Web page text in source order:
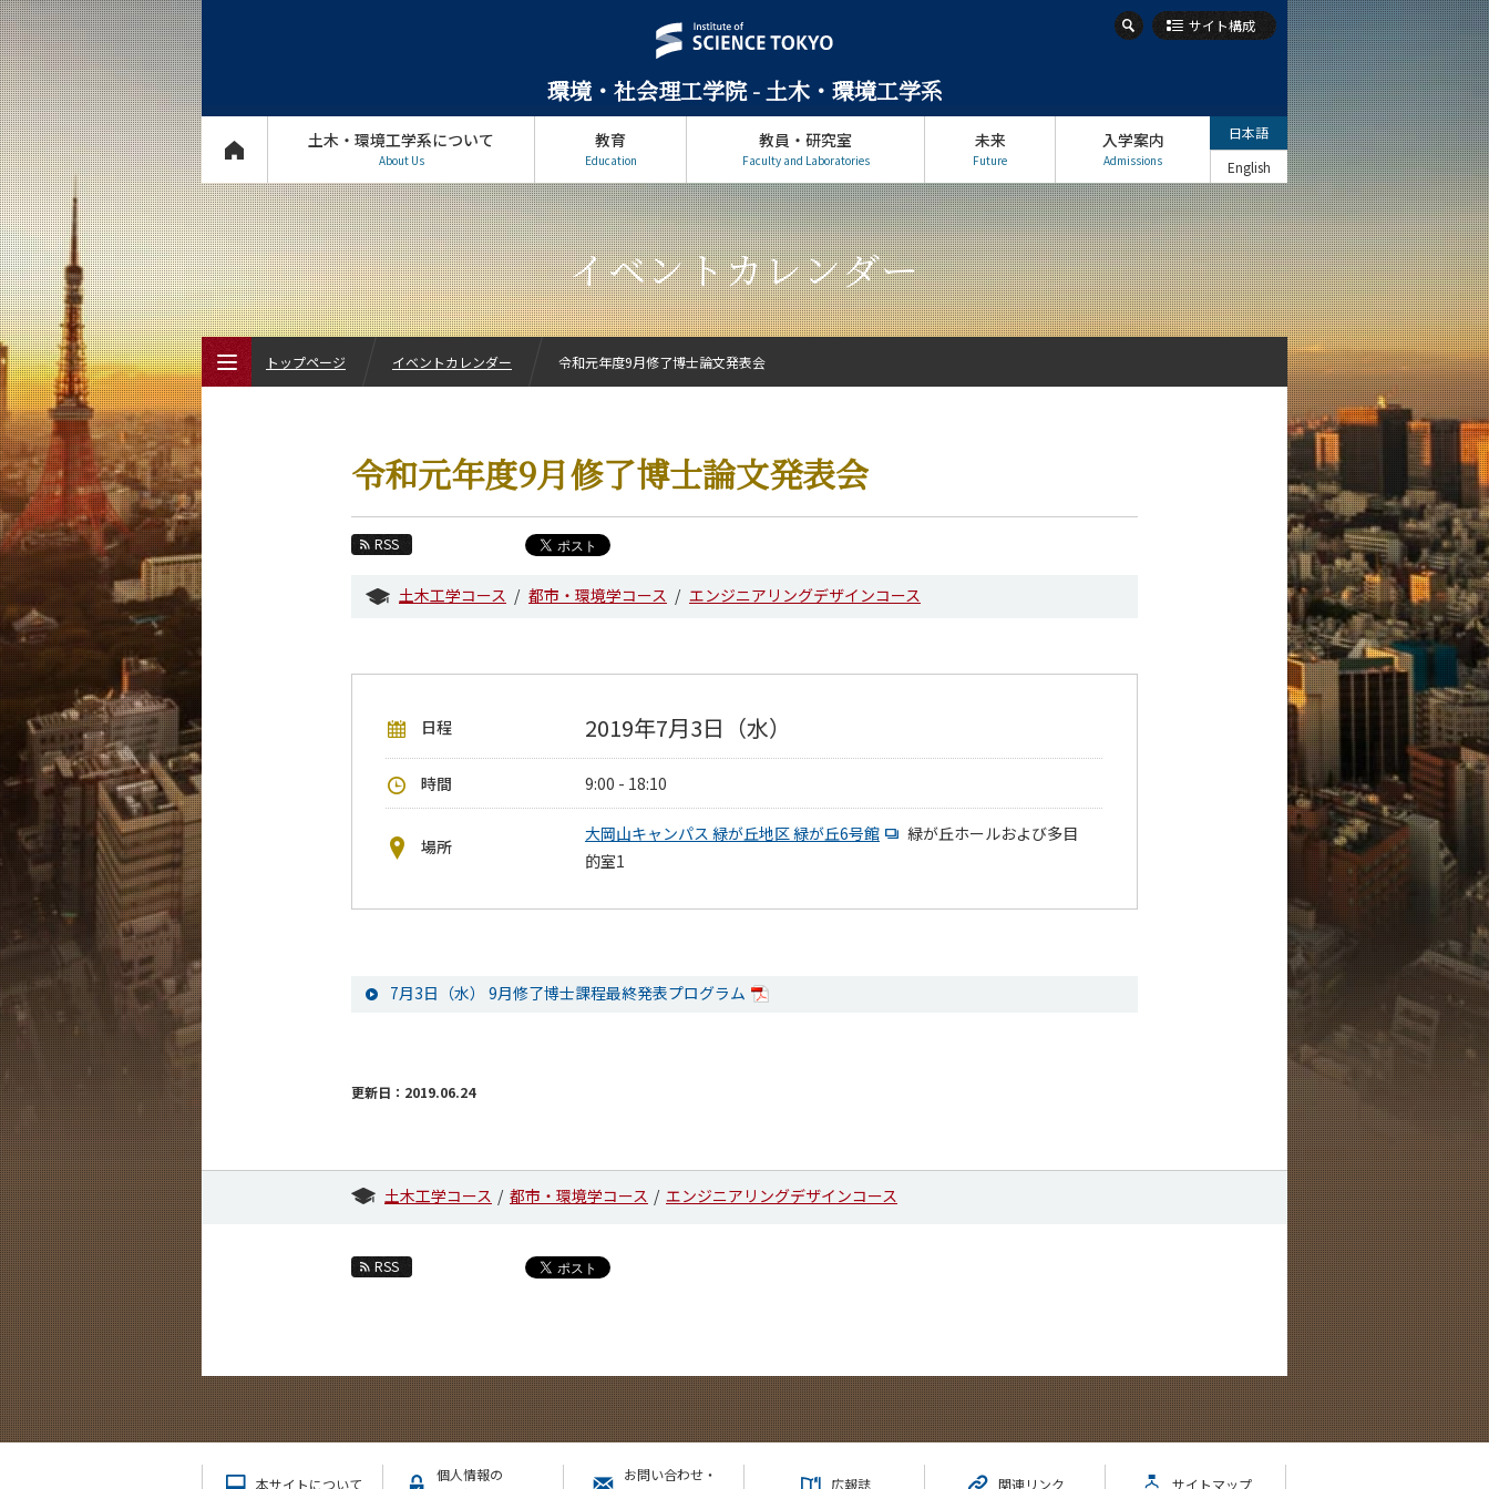
環境・社会理工学院 - 土木・環境工学系
サイト構成
土木・環境工学系について
About Us
教育
Education
教員・研究室
Faculty and Laboratories
未来
Future
入学案内
Admissions
日本語
English
イベントカレンダー
令和元年度9月修了博士論文発表会
RSS
土木工学コース 都市・環境学コース エンジニアリングデザインコース
日程 2019年7月3日（水）
時間 9:00 - 18:10
場所
大岡山キャンパス 緑が丘地区 緑が丘6号館
緑が丘ホールおよび多目
的室1
7月3日（水） 9月修了博士課程最終発表プログラム
更新日：2019.06.24
土木工学コース 都市・環境学コース エンジニアリングデザインコース
RSS
本サイトについて
個人情報の
お問い合わせ・
広報誌 関連リンク サイトマップ
トップページ イベントカレンダー 令和元年度9月修了博士論文発表会
土木・環境工学系について